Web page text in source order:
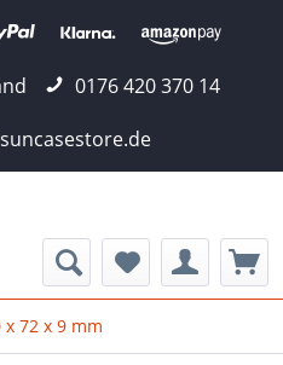
0176 420 370 14
x 72 x 9 mm